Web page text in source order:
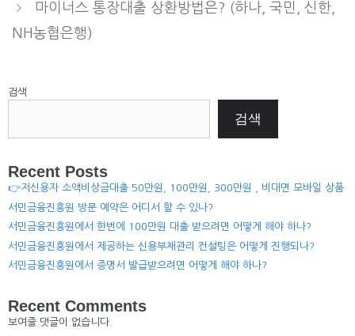
마이너스 통장대출 상환방법은? (하나, 국민, 신한,
NH농협은행)
검색
검색
Recent Posts
👉저신용자 소액비상금대출 50만원, 100만원, 300만원 , 비대면 모바일 상품
서민금융진흥원 방문 예약은 어디서 할 수 있나?
서민금융진흥원에서 한번에 100만원 대출 받으려면 어떻게 해야 하나?
서민금융진흥원에서 제공하는 신용부채관리 컨설팅은 어떻게 진행되나?
서민금융진흥원에서 증명서 발급받으려면 어떻게 해야 하나?
Recent Comments
보여줄 댓글이 없습니다.